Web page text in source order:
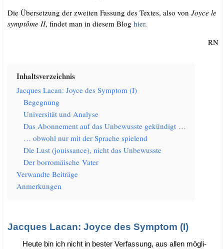
Die Über­set­zung der zwei­ten Fas­sung des Tex­tes, also von Joy­ce le
sym­ptô­me II, fin­det man in die­sem Blog hier.
RN
Inhalts­ver­zeich­nis
Jac­ques Lacan: Joy­ce des Sym­ptom (I)
Begeg­nung
Uni­ver­si­tät und Analyse
Das Abon­ne­ment auf das Unbe­wuss­te gekündigt …
… obwohl nur mit der Spra­che spielend
Die Lust (jouis­sance), nicht das Unbewusste
Der bor­ro­mäi­sche Vater
Ver­wand­te Beiträge
Anmer­kun­gen
Jacques Lacan: Joyce des Symptom (I)
Heu­te bin ich nicht in bes­ter Ver­fas­sung, aus allen mög­li­